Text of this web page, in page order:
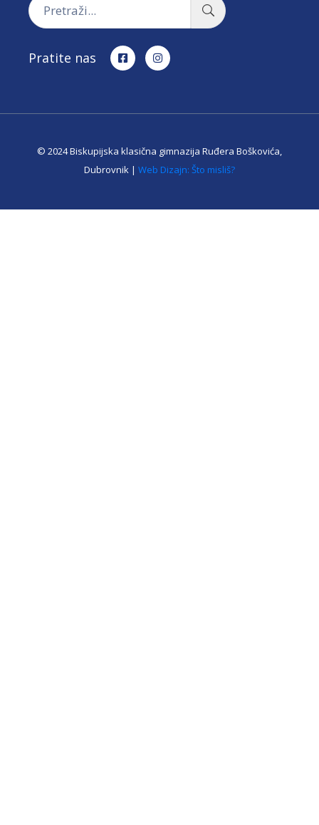
Pratite nas
© 2024 Biskupijska klasična gimnazija Ruđera Boškovića,
Dubrovnik | Web Dizajn: Što misliš?